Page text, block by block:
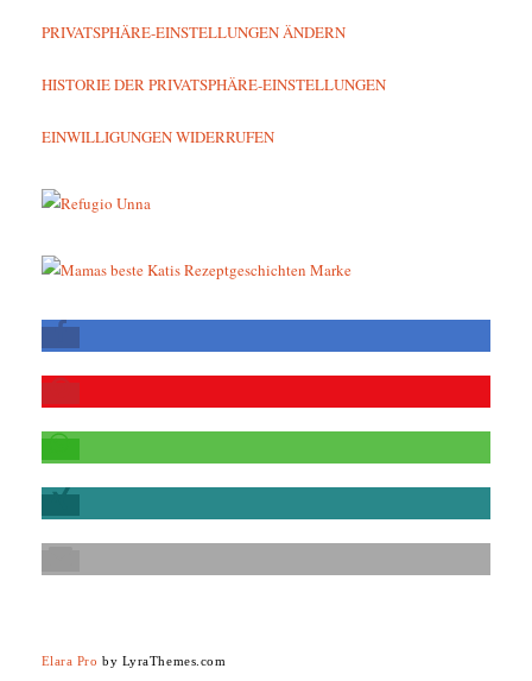
PRIVATSPHÄRE-EINSTELLUNGEN ÄNDERN
HISTORIE DER PRIVATSPHÄRE-EINSTELLUNGEN
EINWILLIGUNGEN WIDERRUFEN
Elara Pro by LyraThemes.com